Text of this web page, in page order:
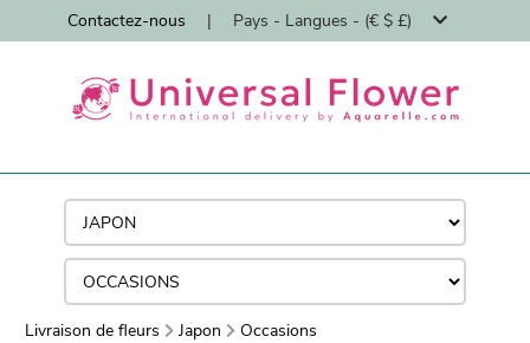
Contactez-nous | Pays - Langues - (€ $ £)
Livraison de fleurs Japon Occasions